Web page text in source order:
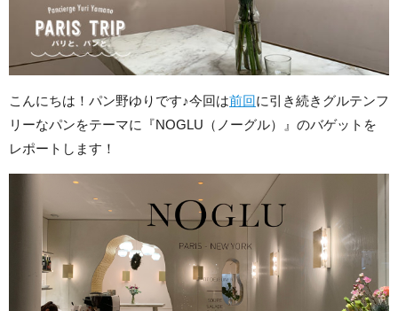
こんにちは！パン野ゆりです♪今回は前回に引き続きグルテンフ
リーなパンをテーマに『NOGLU（ノーグル）』のバゲットを
レポートします！